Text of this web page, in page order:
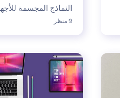
النماذج المجسمة
9 منظر